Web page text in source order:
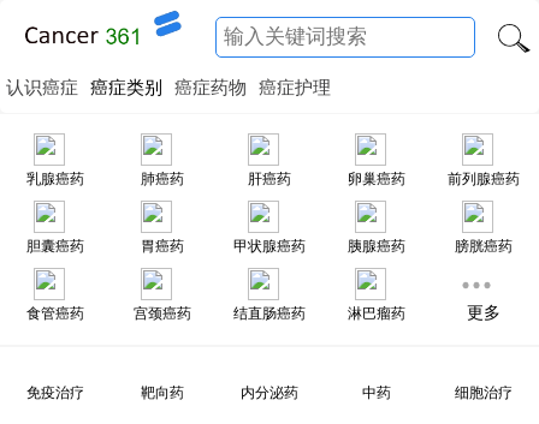
认识癌症 癌症类别 癌症药物 癌症护理
乳腺癌药 肺癌药 肝癌药 卵巢癌药 前列腺癌药
胆囊癌药 胃癌药 甲状腺癌药 胰腺癌药 膀胱癌药
食管癌药 宫颈癌药 结直肠癌药 淋巴瘤药 更多
免疫治疗 靶向药 内分泌药 中药 细胞治疗